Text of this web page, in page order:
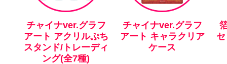
チャイナver.グラフ
アート アクリルぷち
スタンド/トレーディ
ング(全7種)
チャイナver.グラフ
アート キャラクリア
ケース